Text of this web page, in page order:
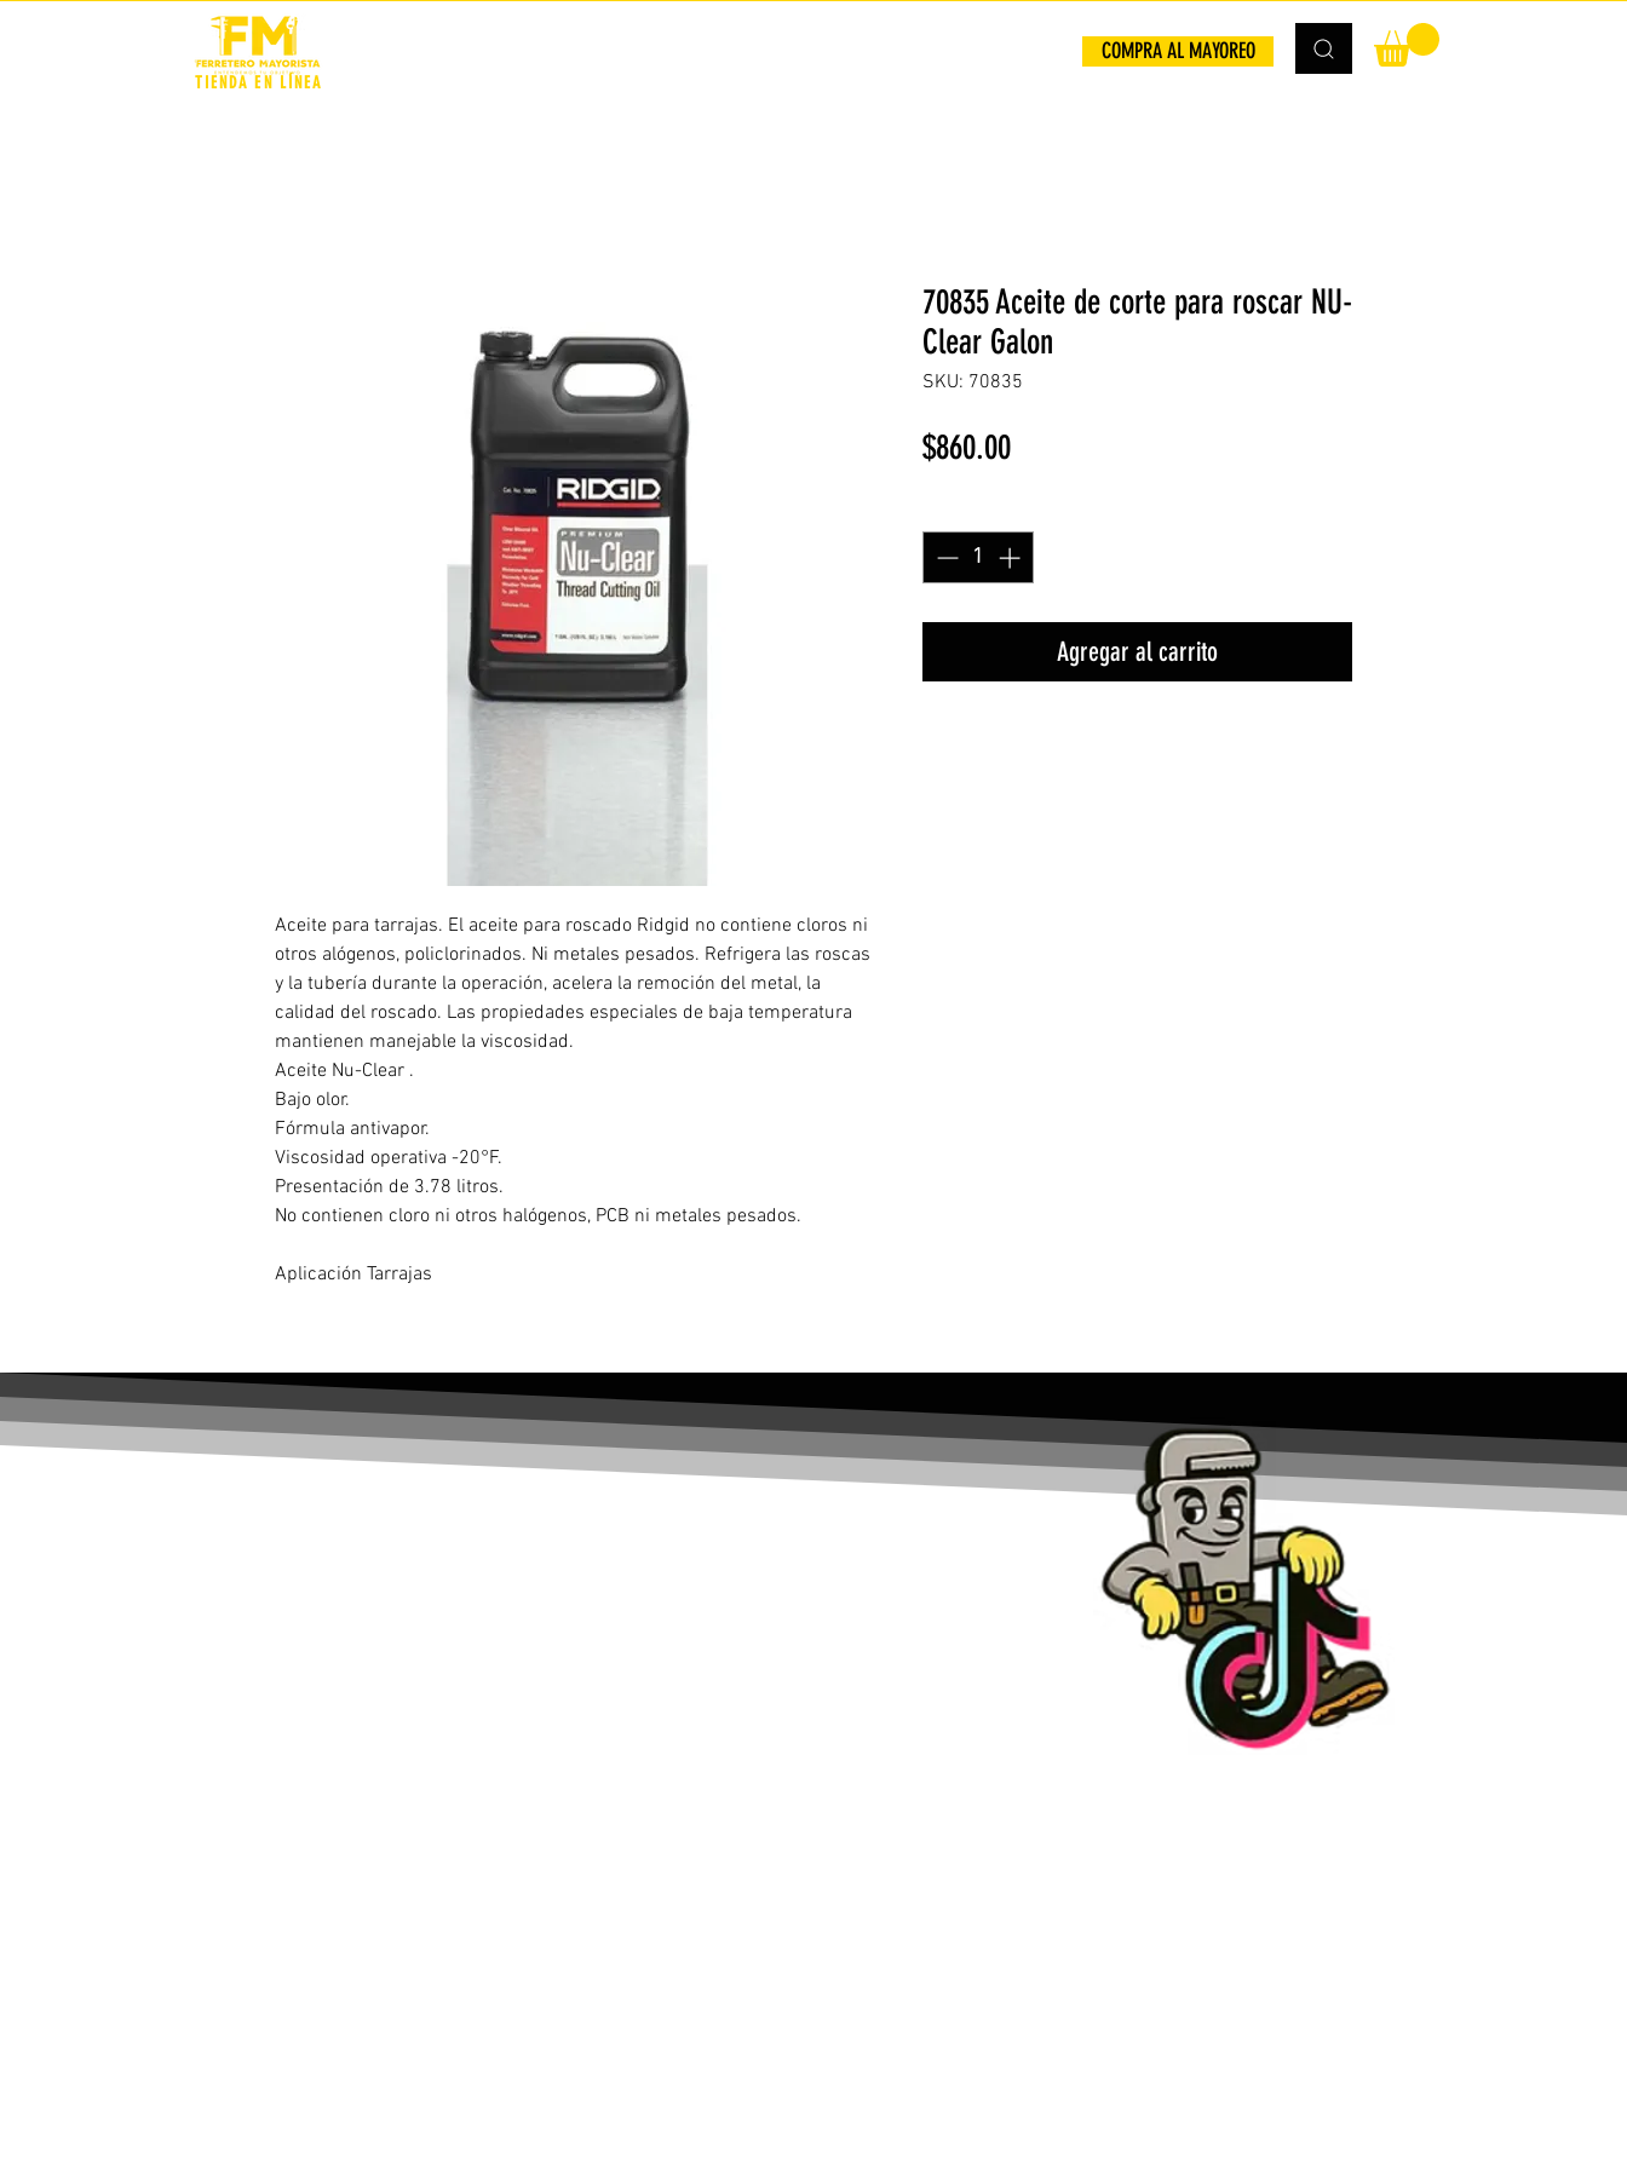
TIENDA EN LÍNEA
COMPRA AL MAYOREO
Aceite para tarrajas. El aceite para roscado Ridgid no contiene cloros ni
otros alógenos, policlorinados. Ni metales pesados. Refrigera las roscas
y la tubería durante la operación, acelera la remoción del metal, la
calidad del roscado. Las propiedades especiales de baja temperatura
mantienen manejable la viscosidad.
Aceite Nu-Clear .
Bajo olor.
Fórmula antivapor.
Viscosidad operativa -20°F.
Presentación de 3.78 litros.
No contienen cloro ni otros halógenos, PCB ni metales pesados.
Aplicación Tarrajas
70835 Aceite de corte para roscar NU-
Clear Galon
SKU: 70835
$860.00Precio
Agregar al carrito